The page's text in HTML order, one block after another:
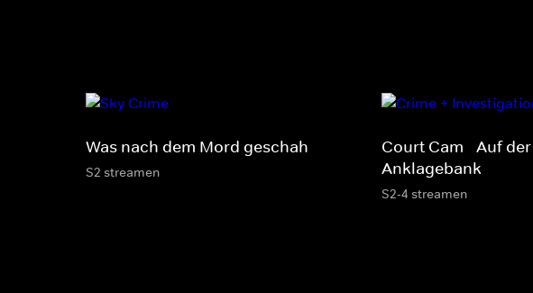
Was nach dem Mord geschah
S2 streamen
Court Cam - Auf der
Anklagebank
S2-4 streamen